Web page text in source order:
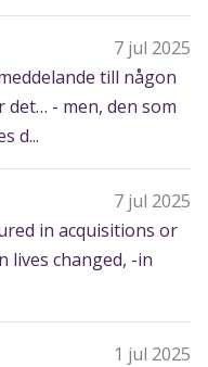
7 jul 2025
till någon
det… - men, den som
d...
7 jul 2025
in acquisitions or
lives changed, -in
1 jul 2025